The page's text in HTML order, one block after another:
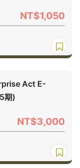
NT$1,050
Act E-
期)
NT$3,000